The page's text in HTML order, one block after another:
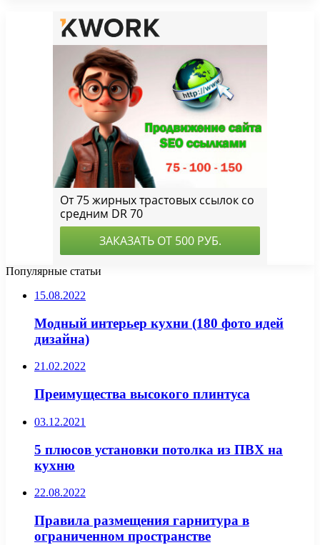
Популярные статьи
15.08.2022
Модный интерьер кухни (180 фото идей
дизайна)
21.02.2022
Преимущества высокого плинтуса
03.12.2021
5 плюсов установки потолка из ПВХ на
кухню
22.08.2022
Правила размещения гарнитура в
ограниченном пространстве